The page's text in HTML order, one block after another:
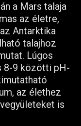
a Mars talaja
az életre,
Antarktika
talajhoz
Lúgos
8-9 közötti pH-
az élethez
is